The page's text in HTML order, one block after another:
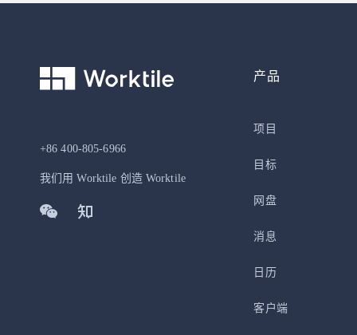
+86 400-805-6966
我们用 Worktile 创造 Worktile
产品
项目
目标
网盘
消息
日历
客户端